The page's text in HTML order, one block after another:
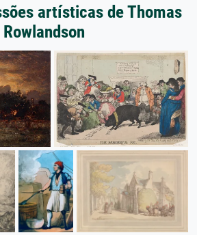
artísticas de Thomas
Rowlandson